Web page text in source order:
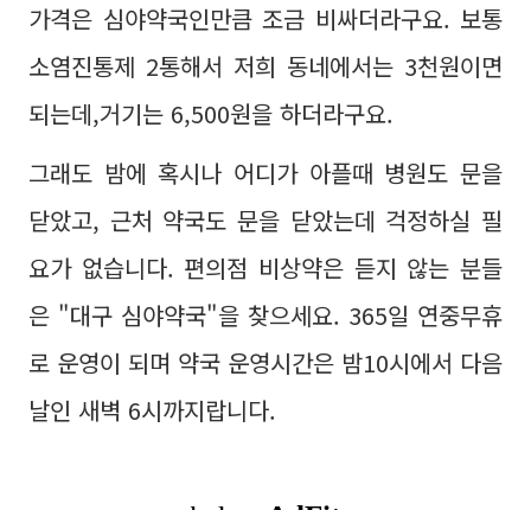
가격은 심야약국인만큼 조금 비싸더라구요. 보통
소염진통제 2통해서 저희 동네에서는 3천원이면
되는데,거기는 6,500원을 하더라구요.
그래도 밤에 혹시나 어디가 아플때 병원도 문을
닫았고, 근처 약국도 문을 닫았는데 걱정하실 필
요가 없습니다. 편의점 비상약은 듣지 않는 분들
은 "대구 심야약국"을 찾으세요. 365일 연중무휴
로 운영이 되며 약국 운영시간은 밤10시에서 다음
날인 새벽 6시까지랍니다.